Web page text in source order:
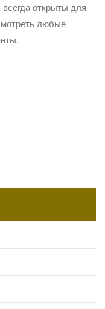
открыты для
любые